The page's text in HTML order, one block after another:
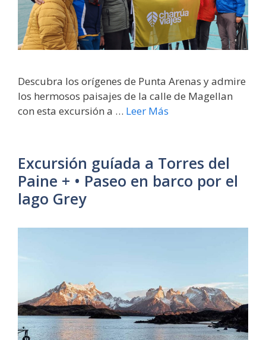
Descubra los orígenes de Punta Arenas y admire
los hermosos paisajes de la calle de Magellan
con esta excursión a … Leer Más
Excursión guíada a Torres del
Paine + • Paseo en barco por el
lago Grey